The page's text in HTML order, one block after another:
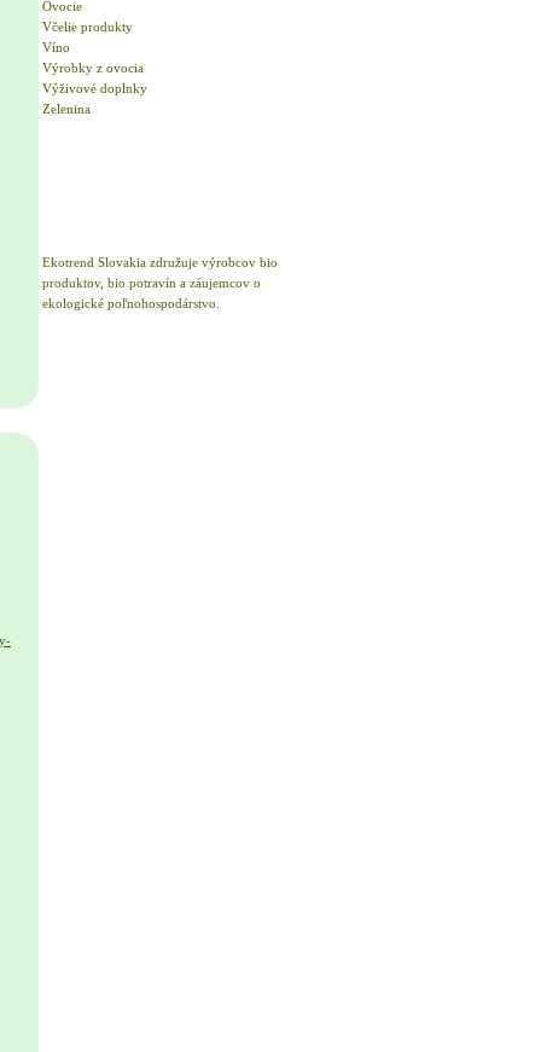
Ovocie
Včelie produkty
Víno
Výrobky z ovocia
Výživové doplnky
Zelenina
Ekotrend Slovakia združuje výrobcov bio
produktov, bio potravín a záujemcov o
ekologické poľnohospodárstvo.